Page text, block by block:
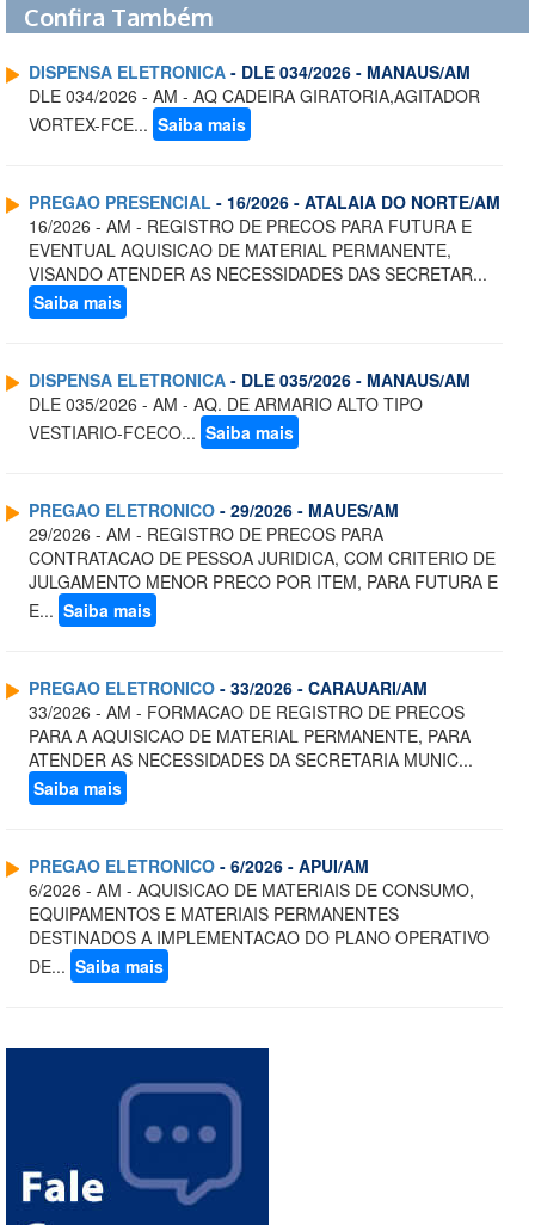
Confira Também
DISPENSA ELETRONICA - DLE 034/2026 - MANAUS/AM
DLE 034/2026 - AM - AQ CADEIRA GIRATORIA,AGITADOR
VORTEX-FCE... Saiba mais
PREGAO PRESENCIAL - 16/2026 - ATALAIA DO NORTE/AM
16/2026 - AM - REGISTRO DE PRECOS PARA FUTURA E
EVENTUAL AQUISICAO DE MATERIAL PERMANENTE,
VISANDO ATENDER AS NECESSIDADES DAS SECRETAR...
Saiba mais
DISPENSA ELETRONICA - DLE 035/2026 - MANAUS/AM
DLE 035/2026 - AM - AQ. DE ARMARIO ALTO TIPO
VESTIARIO-FCECO... Saiba mais
PREGAO ELETRONICO - 29/2026 - MAUES/AM
29/2026 - AM - REGISTRO DE PRECOS PARA
CONTRATACAO DE PESSOA JURIDICA, COM CRITERIO DE
JULGAMENTO MENOR PRECO POR ITEM, PARA FUTURA E
E... Saiba mais
PREGAO ELETRONICO - 33/2026 - CARAUARI/AM
33/2026 - AM - FORMACAO DE REGISTRO DE PRECOS
PARA A AQUISICAO DE MATERIAL PERMANENTE, PARA
ATENDER AS NECESSIDADES DA SECRETARIA MUNIC...
Saiba mais
PREGAO ELETRONICO - 6/2026 - APUI/AM
6/2026 - AM - AQUISICAO DE MATERIAIS DE CONSUMO,
EQUIPAMENTOS E MATERIAIS PERMANENTES
DESTINADOS A IMPLEMENTACAO DO PLANO OPERATIVO
DE... Saiba mais